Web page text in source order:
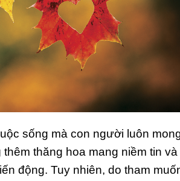
sống mà con người luôn
thăng hoa mang niềm tin và
động. Tuy nhiên, do tham